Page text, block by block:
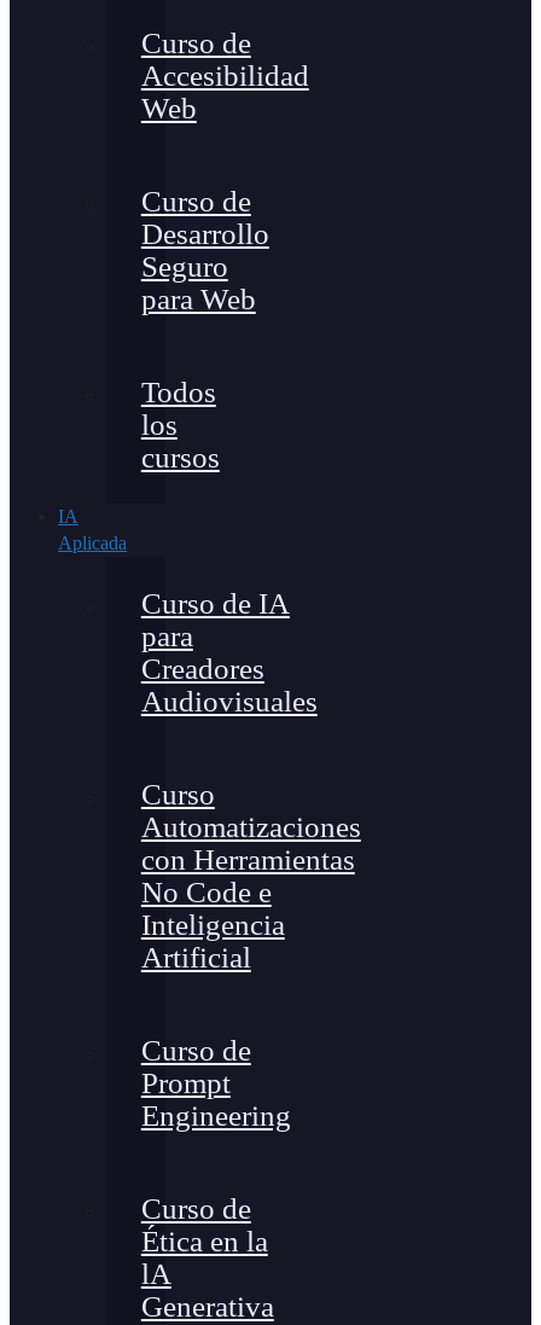
Curso de
Accesibilidad
Web
Curso de
Desarrollo
Seguro
para Web
Todos
los
cursos
IA
Aplicada
Curso de IA
para
Creadores
Audiovisuales
Curso
Automatizaciones
con Herramientas
No Code e
Inteligencia
Artificial
Curso de
Prompt
Engineering
Curso de
Ética en la
lA
Generativa